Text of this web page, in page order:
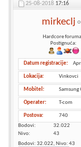
25-08-2018 17:16
mirkeclj
Hardcore
Postignuća:
Datum registracije
Lokacija Vinkovci
Mobitel Samsung
Operater T-com
Postova
740
Bodovi
32.022
Nivo
43
Bodovi: 32.022, Nivo: 43